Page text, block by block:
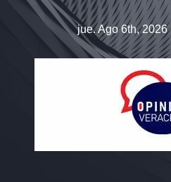
jue. Ago 6th, 2026